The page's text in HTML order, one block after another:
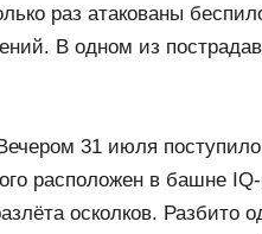
раз атакованы
В одном из
31 июля
расположен в башне
осколков. Разбито